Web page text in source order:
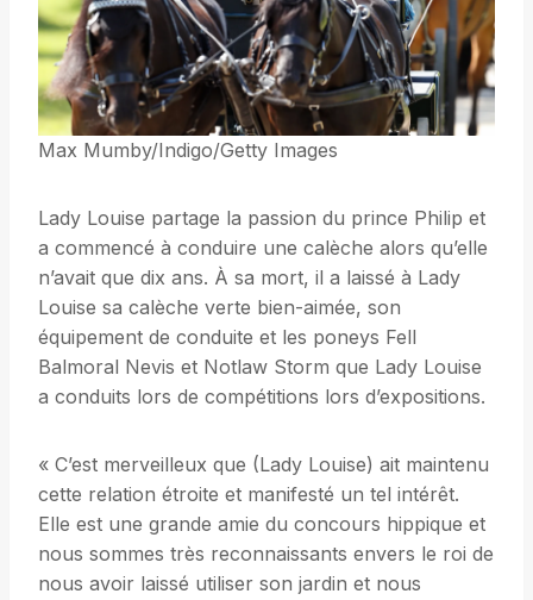
Max Mumby/Indigo/Getty Images
Lady Louise partage la passion du prince Philip et
a commencé à conduire une calèche alors qu’elle
n’avait que dix ans. À sa mort, il a laissé à Lady
Louise sa calèche verte bien-aimée, son
équipement de conduite et les poneys Fell
Balmoral Nevis et Notlaw Storm que Lady Louise
a conduits lors de compétitions lors d’expositions.
« C’est merveilleux que (Lady Louise) ait maintenu
cette relation étroite et manifesté un tel intérêt.
Elle est une grande amie du concours hippique et
nous sommes très reconnaissants envers le roi de
nous avoir laissé utiliser son jardin et nous